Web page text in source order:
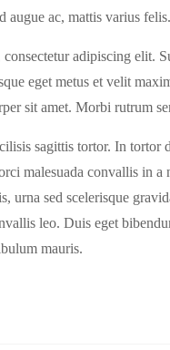
augue ac, mattis varius felis.
adipiscing elit.
eget metus et velit
sit amet. Morbi rutrum
sagittis tortor. In
malesuada convallis
urna sed scelerisque
leo. Duis eget
mauris.